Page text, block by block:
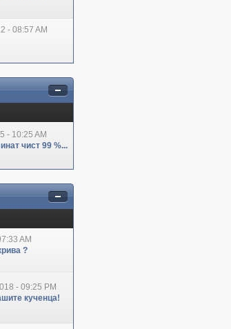
- 08:57 AM
- 10:25 AM
чист 99 %...
AM
?
- 09:25 PM
кученца!